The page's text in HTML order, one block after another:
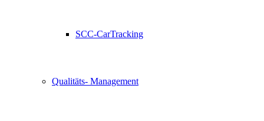
SCC-CarTracking
Qualitäts- Management